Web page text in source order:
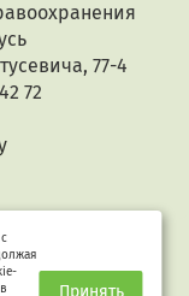
77-4
72
законом
смежных правах».
Принять